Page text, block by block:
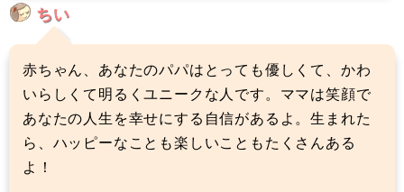
ちい
赤ちゃん、あなたのパパはとっても優しくて、かわ
いらしくて明るくユニークな人です。ママは笑顔で
あなたの人生を幸せにする自信があるよ。生まれた
ら、ハッピーなことも楽しいこともたくさんある
よ！